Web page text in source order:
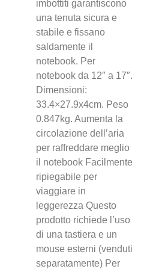
imbottiti garantiscono
una tenuta sicura e
stabile e fissano
saldamente il
notebook. Per
notebook da 12″ a 17″.
Dimensioni:
33.4×27.9x4cm. Peso
0.847kg. Aumenta la
circolazione dell’aria
per raffreddare meglio
il notebook Facilmente
ripiegabile per
viaggiare in
leggerezza Questo
prodotto richiede l’uso
di una tastiera e un
mouse esterni (venduti
separatamente) Per